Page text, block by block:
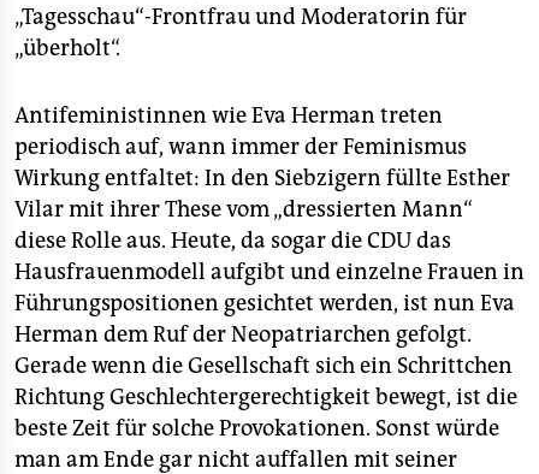
„Tagesschau“-Frontfrau und Moderatorin für
„überholt“.
Antifeministinnen wie Eva Herman treten
periodisch auf, wann immer der Feminismus
Wirkung entfaltet: In den Siebzigern füllte Esther
Vilar mit ihrer These vom „dressierten Mann“
diese Rolle aus. Heute, da sogar die CDU das
Hausfrauenmodell aufgibt und einzelne Frauen in
Führungspositionen gesichtet werden, ist nun Eva
Herman dem Ruf der Neopatriarchen gefolgt.
Gerade wenn die Gesellschaft sich ein Schrittchen
Richtung Geschlechtergerechtigkeit bewegt, ist die
beste Zeit für solche Provokationen. Sonst würde
man am Ende gar nicht auffallen mit seiner